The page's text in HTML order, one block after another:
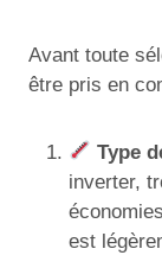
Avant toute
être pris en
Type
inverter,
est